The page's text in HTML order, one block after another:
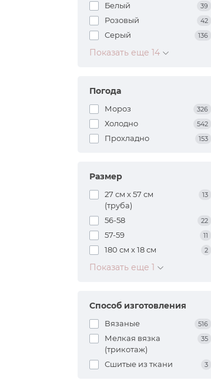
Белый 39
Розовый 42
Серый 136
Показать еще 14
Погода
Мороз 326
Холодно 542
Прохладно 153
Размер
27 см х 57 см
(труба)
13
56-58 22
57-59 11
180 см х 18 см 2
Показать еще 1
Способ изготовления
Вязаные 516
Мелкая вязка
(трикотаж)
35
Сшитые из ткани 3